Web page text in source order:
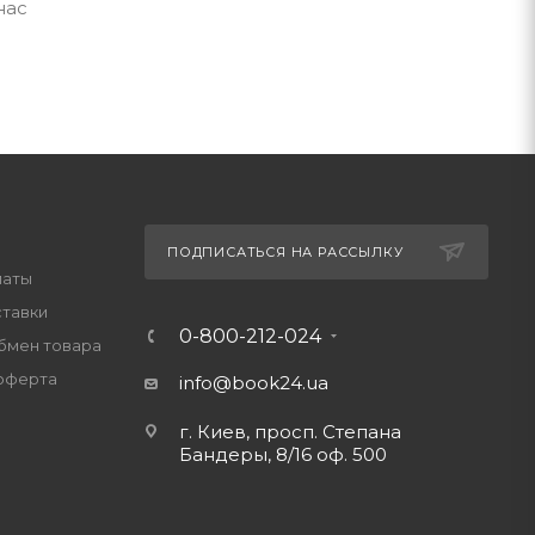
товара
ПОДПИСАТЬСЯ НА РАССЫЛКУ
0-800-212-024
info@book24.ua
г. Киев, просп. Степана
Бандеры, 8/16 оф. 500